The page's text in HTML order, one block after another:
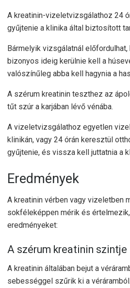
A kreatinin-vizeletvizsgálathoz 24
gyűjtenie a klinika által biztosított
Bármelyik vizsgálatnál
bizonyos ideig kerülnie kell a
valószínűleg abba kell hagynia a
A szérum kreatinin teszthez az
tűt szúr a karjában lévő vénába.
A vizeletvizsgálathoz egyetlen
klinikán, vagy 24 órán keresztül
gyűjtenie, és vissza kell juttatnia a
Eredmények
A kreatinin vérben vagy vizeletben
sokféleképpen mérik és
eredményeket:
A szérum kreatinin szintje
A kreatinin általában bejut a
sebességgel szűrik ki a